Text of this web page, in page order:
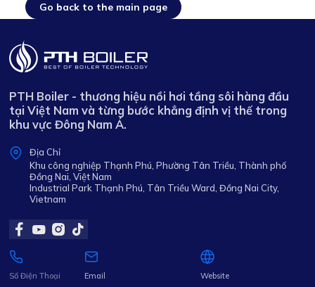
Go back to the main page
PTH Boiler - thương hiệu nồi hơi tầng sôi hàng đầu
tại Việt Nam và từng bước khẳng định vị thế trong
khu vực Đông Nam Á.
Địa Chỉ
Khu công nghiệp Thạnh Phú, Phường Tân Triều, Thành phố
Đồng Nai, Việt Nam
Industrial Park Thạnh Phú, Tân Triều Ward, Đồng Nai City,
Vietnam
Số Điện Thoại Email Website